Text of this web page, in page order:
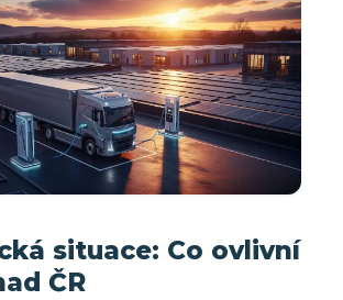
situace: Co ovlivní
ČR